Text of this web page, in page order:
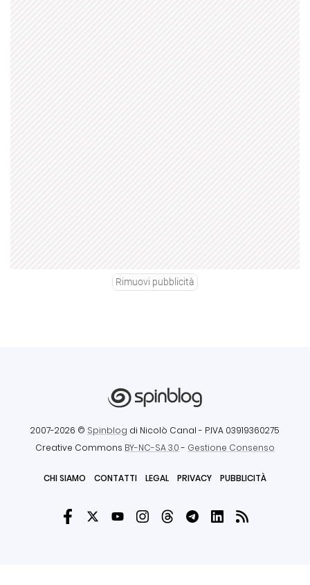
Rimuovi pubblicità
2007-2026 © Spinblog di Nicolò Canal - P.IVA 03919360275
Creative Commons BY-NC-SA 3.0- Gestione Consenso
CHI SIAMO CONTATTI LEGAL PRIVACY PUBBLICITÀ